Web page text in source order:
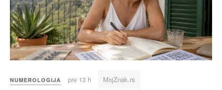
NUMEROLOGIJA pre 13 h MojZnak.rs